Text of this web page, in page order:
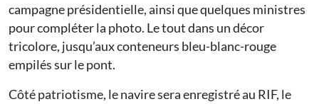
campagne présidentielle, ainsi que quelques ministres
pour compléter la photo. Le tout dans un décor
tricolore, jusqu’aux conteneurs bleu-blanc-rouge
empilés sur le pont.
Côté patriotisme, le navire sera enregistré au RIF, le